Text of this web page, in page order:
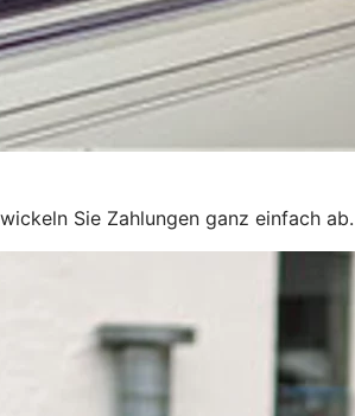
Sie Zahlungen ganz einfach ab.